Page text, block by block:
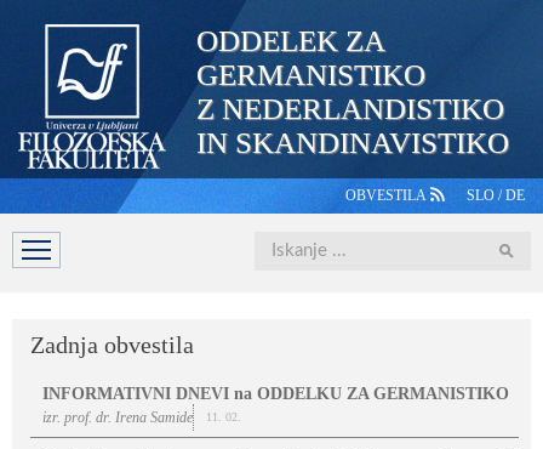
ODDELEK ZA
GERMANISTIKO
Z NEDERLANDISTIKO
IN SKANDINAVISTIKO
OBVESTILA SLO /DE
DOMOV ŠTUDIJ
Iskanje
Zadnja obvestila
INFORMATIVNI DNEVI na ODDELKU ZA GERMANISTIKO
izr. prof. dr. Irena Samide 11. 02.